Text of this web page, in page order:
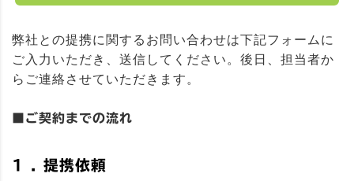
弊社との提携に関するお問い合わせは下記フォームに
ご入力いただき、送信してください。後日、担当者か
らご連絡させていただきます。
■ご契約までの流れ
1 . 提携依頼